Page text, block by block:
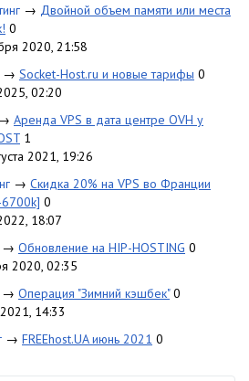
→ Двойной объем памяти или места
0
2020, 21:58
→ Socket-Host.ru и новые тарифы 0
02:20
Аренда VPS в дата центре OVH у
1
2021, 19:26
→ Скидка 20% на VPS во Франции
0
18:07
→ Обновление на HIP-HOSTING 0
2020, 02:35
→ Операция "Зимний кэшбек" 0
14:33
→ FREEhost.UA июнь 2021 0